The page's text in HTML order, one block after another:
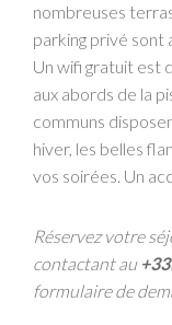
nombreuses
parking privé sont
Un wifi gratuit est
aux abords de la
communs
hiver, les belles
vos soirées. Un
Réservez votre
contactant au
formulaire de